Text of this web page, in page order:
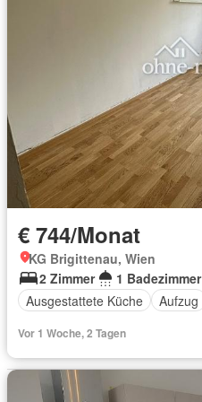
€ 744/Monat
KG Brigittenau, Wien
2 Zimmer
1 Badezimmer
Ausgestattete Küche
Aufzug
Vor 1 Woche, 2 Tagen